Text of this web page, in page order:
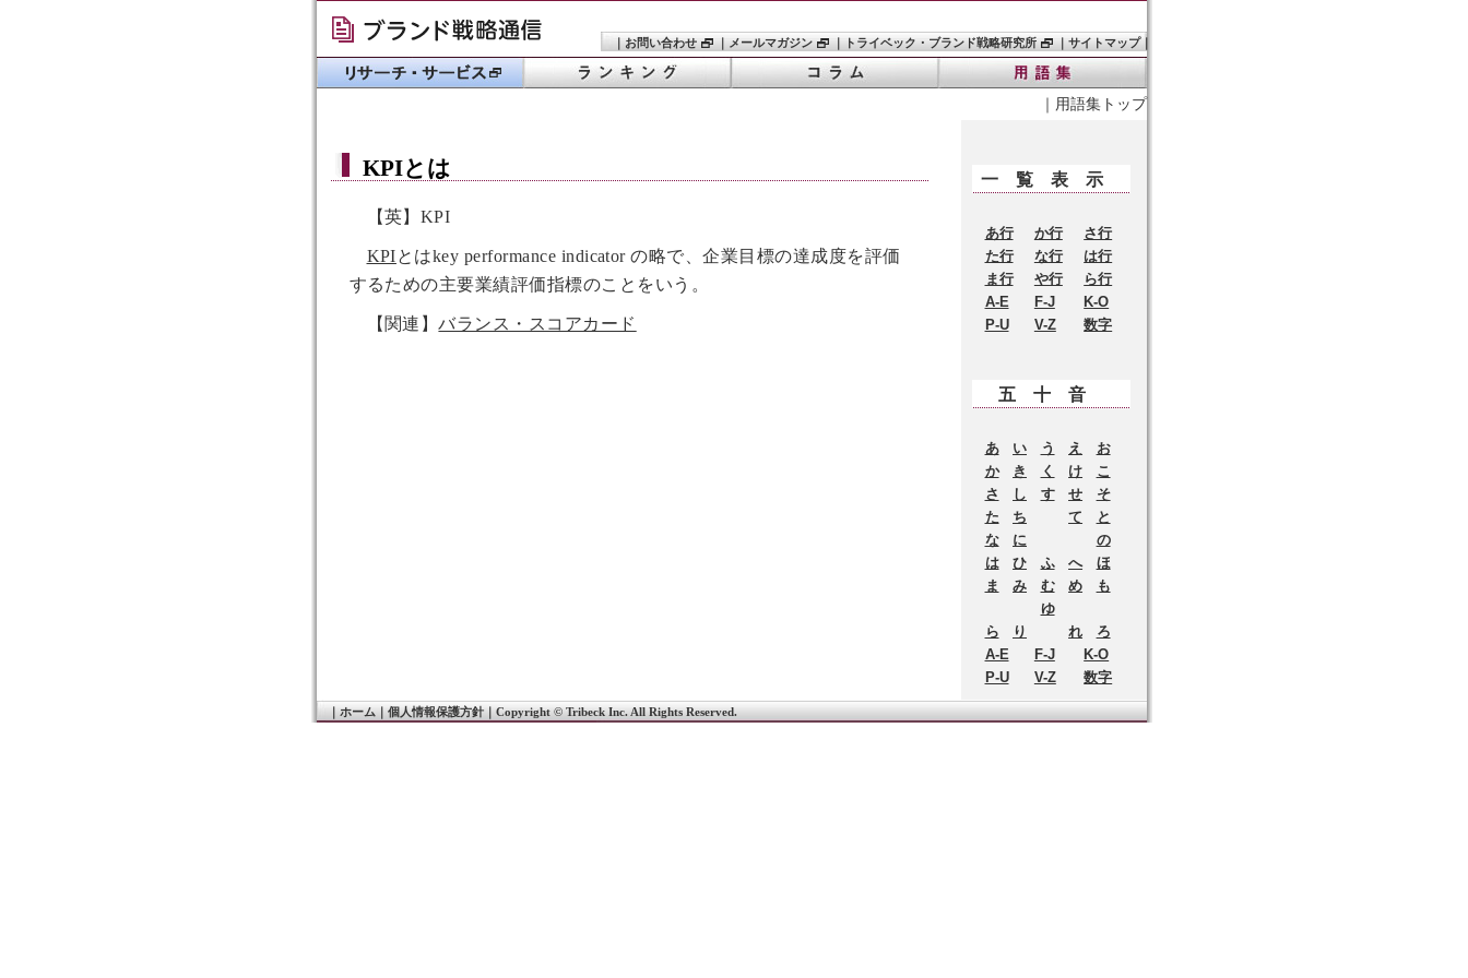
｜ お問い合わせ ｜ メールマガジン ｜ トライベック・ブランド戦略研究所 ｜ サイトマップ｜
｜ 用語集トップ
KPIとは
【英】KPI
KPIとはkey performance indicator の略で、企業目標の達成度を評価
するための主要業績評価指標のことをいう。
【関連】バランス・スコアカード
一覧表示
あ行 か行
さ行
た行
な行
は行
ま行
や行
ら行
A-E
F-J
K-O
P-U
V-Z 数字
五十音
あ い う え
お
か
き く け
こ
さ
し す せ
そ
た
ち て
と
な
に
の
は
ひ ふ へ
ほ
ま
み む め
も
ゆ
ら
り れ
ろ
A-E
F-J
K-O
P-U
V-Z 数字
ホーム｜ 個人情報保護方針｜ Copyright © Tribeck Inc. All Rights Reserved.